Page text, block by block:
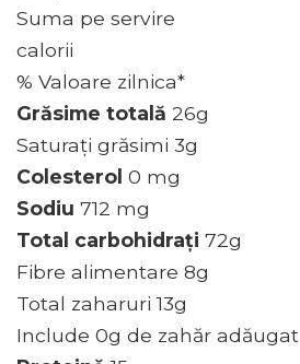
Suma pe servire
calorii
% Valoare zilnica*
Grăsime totală 26g
Saturați grăsimi 3g
Colesterol 0 mg
Sodiu 712 mg
Total carbohidrați 72g
Fibre alimentare 8g
Total zaharuri 13g
Include 0g de zahăr adăugat